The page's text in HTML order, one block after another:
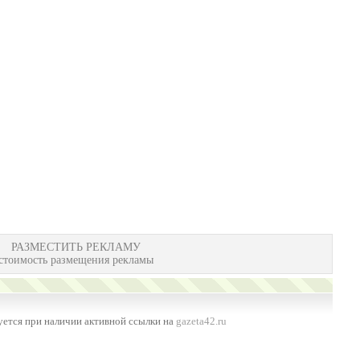
РАЗМЕСТИТЬ РЕКЛАМУ
размещения рекламы
при наличии активной ссылки на gazeta42.ru